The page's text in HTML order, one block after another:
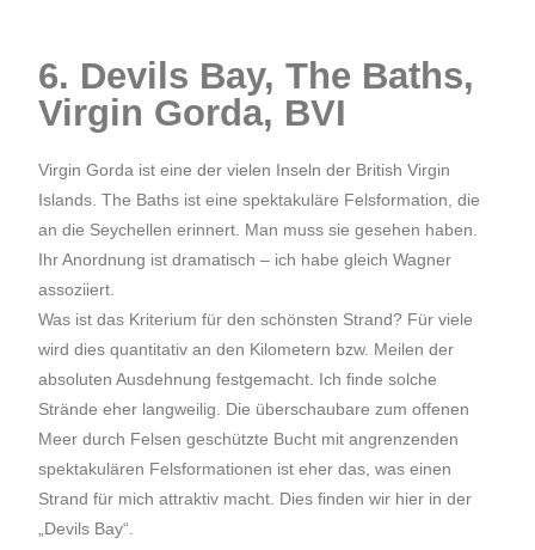
6. Devils Bay, The Baths,
Virgin Gorda, BVI
Virgin Gorda ist eine der vielen Inseln der British Virgin
Islands. The Baths ist eine spektakuläre Felsformation, die
an die Seychellen erinnert. Man muss sie gesehen haben.
Ihr Anordnung ist dramatisch – ich habe gleich Wagner
assoziiert.
Was ist das Kriterium für den schönsten Strand? Für viele
wird dies quantitativ an den Kilometern bzw. Meilen der
absoluten Ausdehnung festgemacht. Ich finde solche
Strände eher langweilig. Die überschaubare zum offenen
Meer durch Felsen geschützte Bucht mit angrenzenden
spektakulären Felsformationen ist eher das, was einen
Strand für mich attraktiv macht. Dies finden wir hier in der
„Devils Bay“.